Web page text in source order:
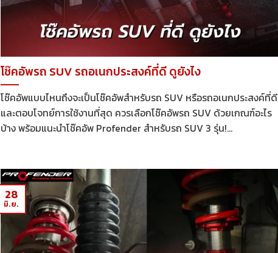
โช๊คอัพรถ SUV รถอเนกประสงค์ที่ดี ดูยังไง
โช๊คอัพแบบไหนถึงจะเป็นโช๊คอัพสำหรับรถ SUV หรือรถอเนกประสงค์ที่ดี
และตอบโจทย์การใช้งานที่สุด ควรเลือกโช๊คอัพรถ SUV ด้วยเกณฑ์อะไร
บ้าง พร้อมแนะนำโช๊คอัพ Profender สำหรับรถ SUV 3 รุ่น!...
28
มิ.ย.